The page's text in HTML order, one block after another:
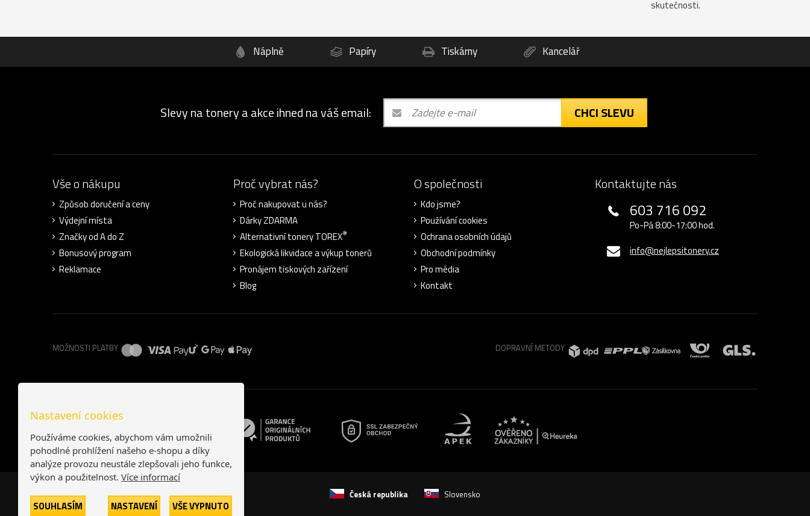
skutečnosti.
Náplně Papíry Tiskárny Kancelář
Slevy na tonery a akce ihned na váš email: CHCI SLEVU
Vše o nákupu
Způsob doručení a ceny
Výdejní místa
Značky od A do Z
Bonusový program
Reklamace
Proč vybrat nás?
Proč nakupovat u nás?
Dárky ZDARMA
Alternativní tonery TOREX®
Ekologická likvidace a výkup tonerů
Pronájem tiskových zařízení
Blog
O společnosti
Kdo jsme?
Používání cookies
Ochrana osobních údajů
Obchodní podmínky
Pro média
Kontakt
Kontaktujte nás
603 716 092
Po-Pá 8:00-17:00 hod.
info@nejlepsitonery.cz
MOŽNOSTI PLATBY DOPRAVNÍ METODY
Česká republika Slovensko
Nastavení cookies
Používáme cookies, abychom vám umožnili
pohodlné prohlížení našeho e-shopu a díky
analýze provozu neustále zlepšovali jeho funkce,
výkon a použitelnost. Více informací
SOUHLASÍM NASTAVENÍ VŠE VYPNUTO